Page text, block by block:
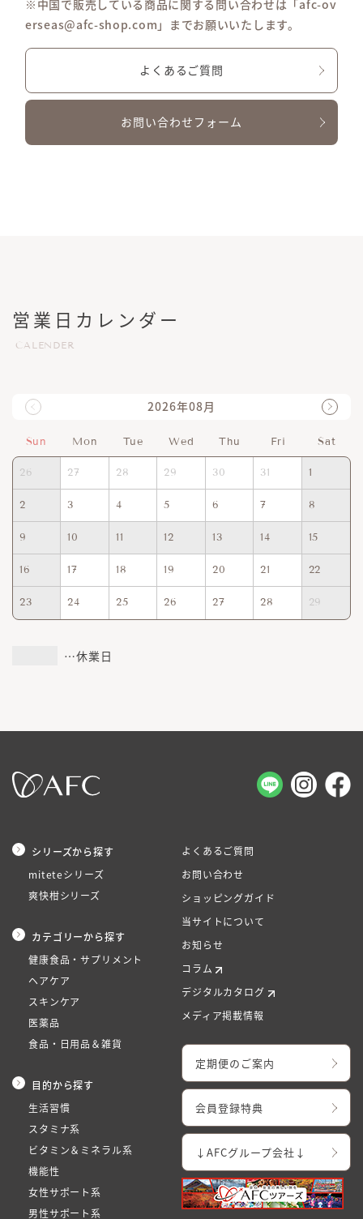
※中国で販売している商品に関する問い合わせは「afc-ov
erseas@afc-shop.com」までお願いいたします。
よくあるご質問
お問い合わせフォーム
営業日カレンダー
CALENDER
2026年08月
Sun Mon Tue Wed Thu Fri Sat
26 27 28 29 30 31 1
2 3 4 5 6 7 8
9 10 11 12 13 14 15
16 17 18 19 20 21 22
23 24 25 26 27 28 29
…休業日
シリーズから探す
miteteシリーズ
爽快柑シリーズ
カテゴリーから探す
健康食品・サプリメント
ヘアケア
スキンケア
医薬品
食品・日用品＆雑貨
目的から探す
生活習慣
スタミナ系
ビタミン＆ミネラル系
機能性
女性サポート系
男性サポート系
よくあるご質問
お問い合わせ
ショッピングガイド
当サイトについて
お知らせ
コラム
デジタルカタログ
メディア掲載情報
定期便のご案内
会員登録特典
↓AFCグループ会社↓